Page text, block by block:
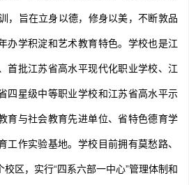
，旨在立身以德，修身以美，不断敦品
办学积淀和艺术教育特色。学校也是江
首批江苏省高水平现代化职业学校、江
四星级中等职业学校和江苏省高水平示
育与社会教育先进单位、省特色德育学
工作实验基地。学校目前拥有莫愁路、
区，实行“四系六部一中心”管理体制和